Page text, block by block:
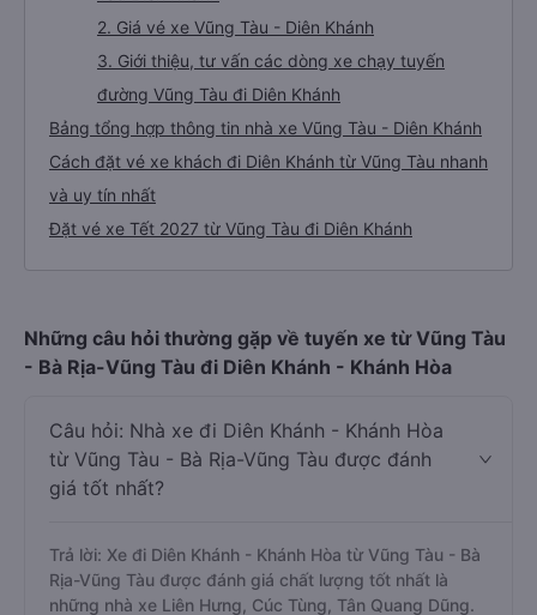
2. Giá vé xe Vũng Tàu - Diên Khánh
3. Giới thiệu, tư vấn các dòng xe chạy tuyến
đường Vũng Tàu đi Diên Khánh
Bảng tổng hợp thông tin nhà xe Vũng Tàu - Diên Khánh
Cách đặt vé xe khách đi Diên Khánh từ Vũng Tàu nhanh
và uy tín nhất
Đặt vé xe Tết 2027 từ Vũng Tàu đi Diên Khánh
Những câu hỏi thường gặp về tuyến xe từ Vũng Tàu
- Bà Rịa-Vũng Tàu đi Diên Khánh - Khánh Hòa
Câu hỏi: Nhà xe đi Diên Khánh - Khánh Hòa
từ Vũng Tàu - Bà Rịa-Vũng Tàu được đánh
giá tốt nhất?
Trả lời: Xe đi Diên Khánh - Khánh Hòa từ Vũng Tàu - Bà
Rịa-Vũng Tàu được đánh giá chất lượng tốt nhất là
những nhà xe Liên Hưng, Cúc Tùng, Tân Quang Dũng.